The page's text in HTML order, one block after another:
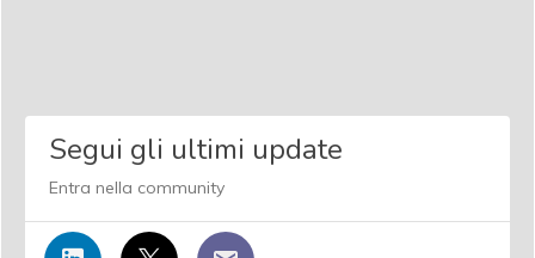
Segui gli ultimi update
Entra nella community